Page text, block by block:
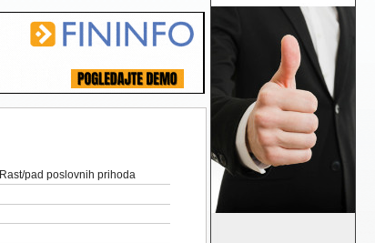
Rast/pad poslovnih prihoda